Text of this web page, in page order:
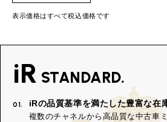
表示価格はすべて税込価格です
iR STANDARD.
01. iRの品質基準を満たした豊富な在
複数のチャネルから高品質な中古車